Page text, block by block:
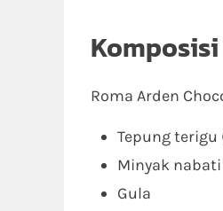
Roma Arden
Tepung terigu
Minyak
Gula